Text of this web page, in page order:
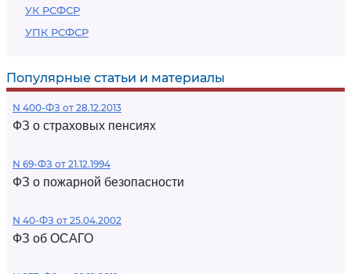
УК РСФСР
УПК РСФСР
Популярные статьи и материалы
N 400-ФЗ от 28.12.2013
ФЗ о страховых пенсиях
N 69-ФЗ от 21.12.1994
ФЗ о пожарной безопасности
N 40-ФЗ от 25.04.2002
ФЗ об ОСАГО